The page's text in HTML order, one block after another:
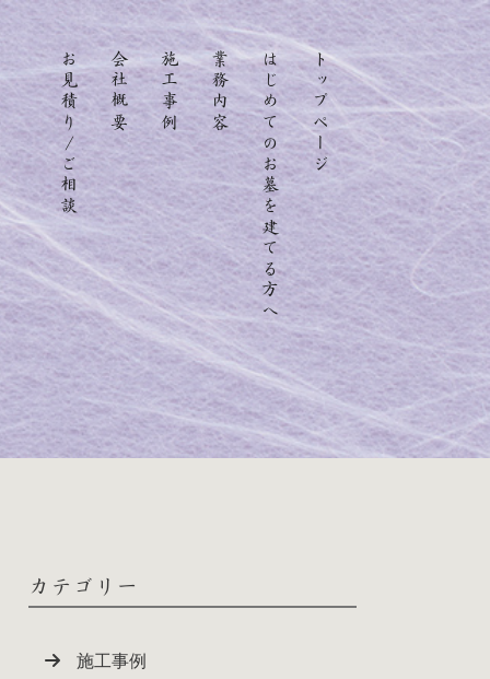
トップページ
はじめてのお墓を建てる方へ
業務内容
施工事例
会社概要
お見積り/ご相談
カテゴリー
施工事例